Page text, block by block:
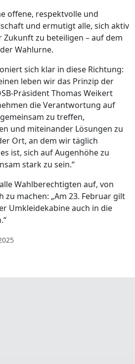
offene, respektvolle und
und ermutigt alle, sich aktiv
Zukunft zu beteiligen – auf dem
Wahlurne.
sich klar in diese Richtung:
leben wir das Prinzip der
Präsident Thomas Weikert
die Verantwortung auf
zu treffen,
und miteinander Lösungen zu
Ort, an dem wir täglich
ist, sich auf Augenhöhe zu
stark zu sein.“
Wahlberechtigten auf, von
zu machen: „Am 23. Februar gilt
Umkleidekabine auch in die